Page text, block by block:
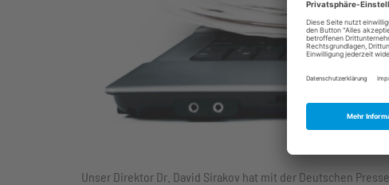
Unser Direktor Dr. David Sirakov hat mit der Deutschen